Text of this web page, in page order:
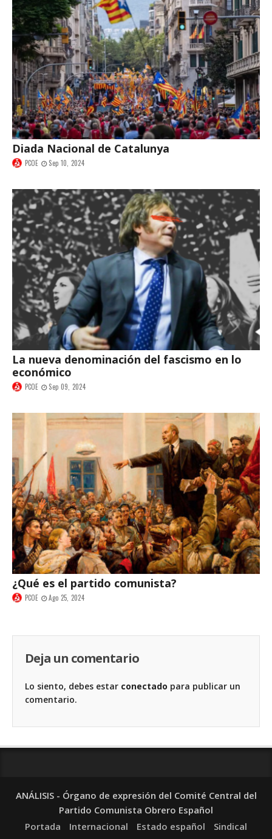
Diada Nacional de Catalunya
PCOE Sep 10, 2024
La nueva denominación del fascismo en lo
económico
PCOE Sep 09, 2024
¿Qué es el partido comunista?
PCOE Ago 25, 2024
Deja un comentario
Lo siento, debes estar conectado para publicar un
comentario.
ANÁLISIS - Órgano de expresión del Comité Central del
Partido Comunista Obrero Español
Portada
Internacional Estado español Sindical